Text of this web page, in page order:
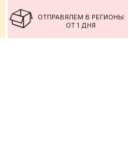
ОТПРАВЯЛЕМ В РЕГИОНЫ
ОТ 1 ДНЯ